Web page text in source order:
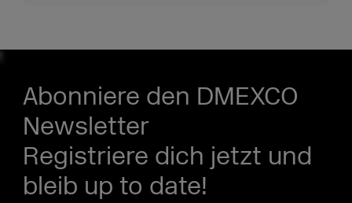
Abonniere den DMEXCO
Newsletter
Registriere dich jetzt und
bleib up to date!